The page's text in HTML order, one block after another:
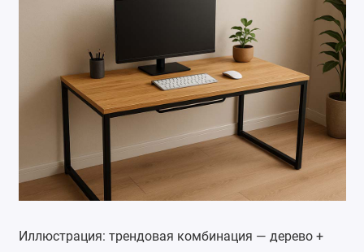
Иллюстрация: трендовая комбинация — дерево +